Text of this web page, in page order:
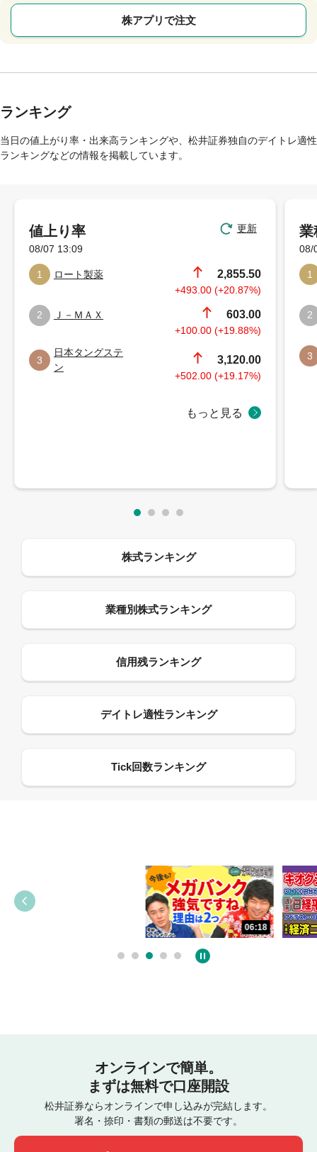
株アプリで注文
ランキング
当日の値上がり率・出来高ランキングや、松井証券独自のデイトレ適性
ランキングなどの情報を掲載しています。
06:18
オンラインで簡単。
まずは無料で口座開設
松井証券ならオンラインで申し込みが完結します。
署名・捺印・書類の郵送は不要です。